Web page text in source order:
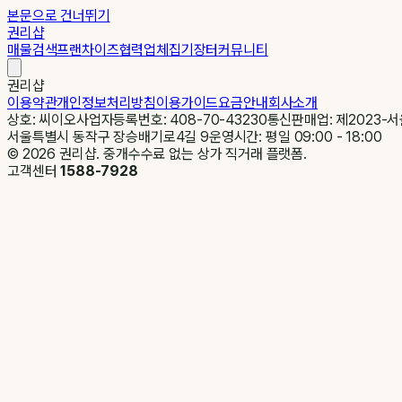
본문으로 건너뛰기
권리샵
매물검색프랜차이즈협력업체집기장터커뮤니티
권리샵
이용약관개인정보처리방침이용가이드요금안내회사소개
상호: 씨이오사업자등록번호: 408-70-43230통신판매업: 제2023-
서울특별시 동작구 장승배기로4길 9운영시간: 평일 09:00 - 18:00
© 2026 권리샵. 중개수수료 없는 상가 직거래 플랫폼.
고객센터1588-7928